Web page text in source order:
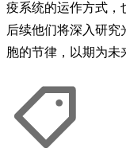
疫系统的运作方式，
后续他们将深入研究
胞的节律，以期为未